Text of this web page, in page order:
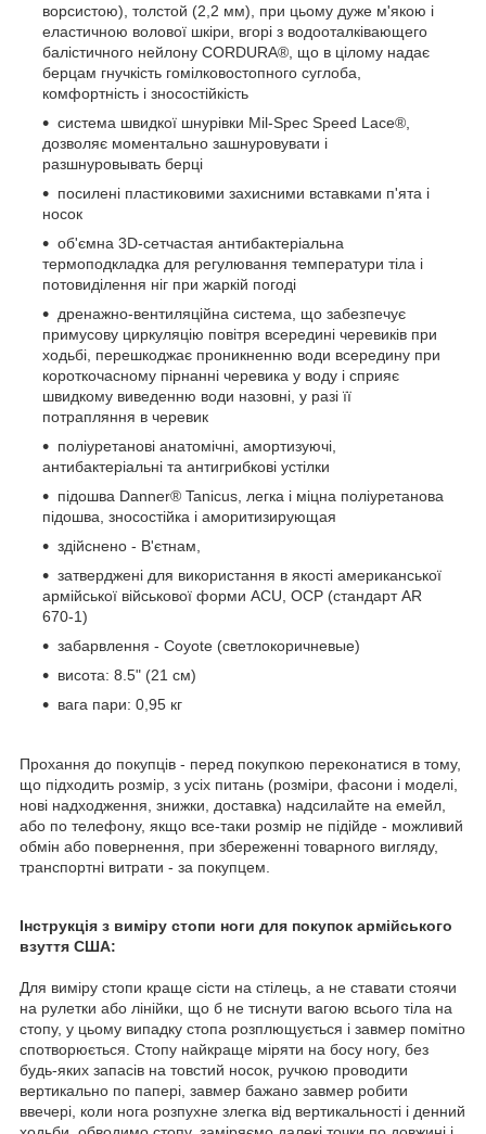
ворсистою), толстой (2,2 мм), при цьому дуже м'якою і
еластичною волової шкіри, вгорі з водооталківающего
балістичного нейлону CORDURA®, що в цілому надає
берцам гнучкість гомілковостопного суглоба,
комфортність і зносостійкість
система швидкої шнурівки Mil-Spec Speed Lace®,
дозволяє моментально зашнуровувати і
разшнуровывать берці
посилені пластиковими захисними вставками п'ята і
носок
об'ємна 3D-сетчастая антибактеріальна
термоподкладка для регулювання температури тіла і
потовиділення ніг при жаркій погоді
дренажно-вентиляційна система, що забезпечує
примусову циркуляцію повітря всередині черевиків при
ходьбі, перешкоджає проникненню води всередину при
короткочасному пірнанні черевика у воду і сприяє
швидкому виведенню води назовні, у разі її
потрапляння в черевик
поліуретанові анатомічні, амортизуючі,
антибактеріальні та антигрибкові устілки
підошва Danner® Tanicus, легка і міцна поліуретанова
підошва, зносостійка і аморитизирующая
здійснено - В'єтнам,
затверджені для використання в якості американської
армійської військової форми ACU, OCP (стандарт AR
670-1)
забарвлення - Coyote (светлокоричневые)
висота: 8.5" (21 см)
вага пари: 0,95 кг
Прохання до покупців - перед покупкою переконатися в тому,
що підходить розмір, з усіх питань (розміри, фасони і моделі,
нові надходження, знижки, доставка) надсилайте на емейл,
або по телефону, якщо все-таки розмір не підійде - можливий
обмін або повернення, при збереженні товарного вигляду,
транспортні витрати - за покупцем.
Інструкція з виміру стопи ноги для покупок армійського
взуття США:
Для виміру стопи краще сісти на стілець, а не ставати стоячи
на рулетки або лінійки, що б не тиснути вагою всього тіла на
стопу, у цьому випадку стопа розплющується і завмер помітно
спотворюється. Стопу найкраще міряти на босу ногу, без
будь-яких запасів на товстий носок, ручкою проводити
вертикально по папері, завмер бажано завмер робити
ввечері, коли нога розпухне злегка від вертикальності і денний